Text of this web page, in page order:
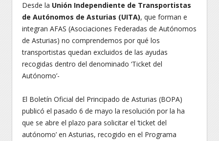
Desde la Unión Independiente de Transportistas
de Autónomos de Asturias (UITA), que forman e
integran AFAS (Asociaciones Federadas de Autónomos
de Asturias) no comprendemos por qué los
transportistas quedan excluidos de las ayudas
recogidas dentro del denominado ‘Ticket del
Autónomo’-
El Boletín Oficial del Principado de Asturias (BOPA)
publicó el pasado 6 de mayo la resolución por la ha
que se abre el plazo para solicitar el ‘ticket del
autónomo’ en Asturias, recogido en el Programa